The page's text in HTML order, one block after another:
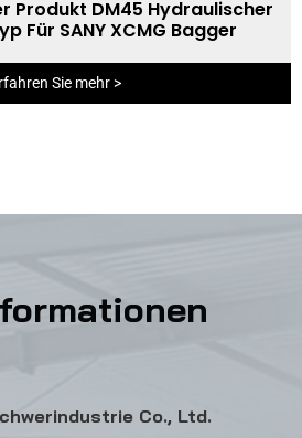
Produkt DM45 Hydraulischer
Für SANY XCMG Bagger
Sie mehr >
Co., Ltd.